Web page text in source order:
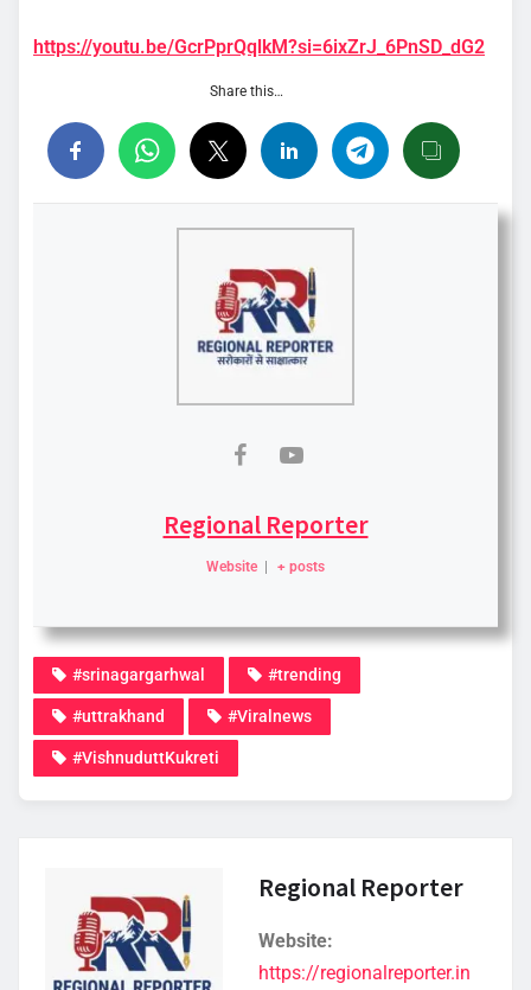
https://youtu.be/GcrPprQqlkM?si=6ixZrJ_6PnSD_dG2
Share this…
Regional Reporter
Website + posts
#srinagargarhwal #trending
#uttrakhand #Viralnews
#VishnuduttKukreti
Regional Reporter
Website:
https://regionalreporter.in